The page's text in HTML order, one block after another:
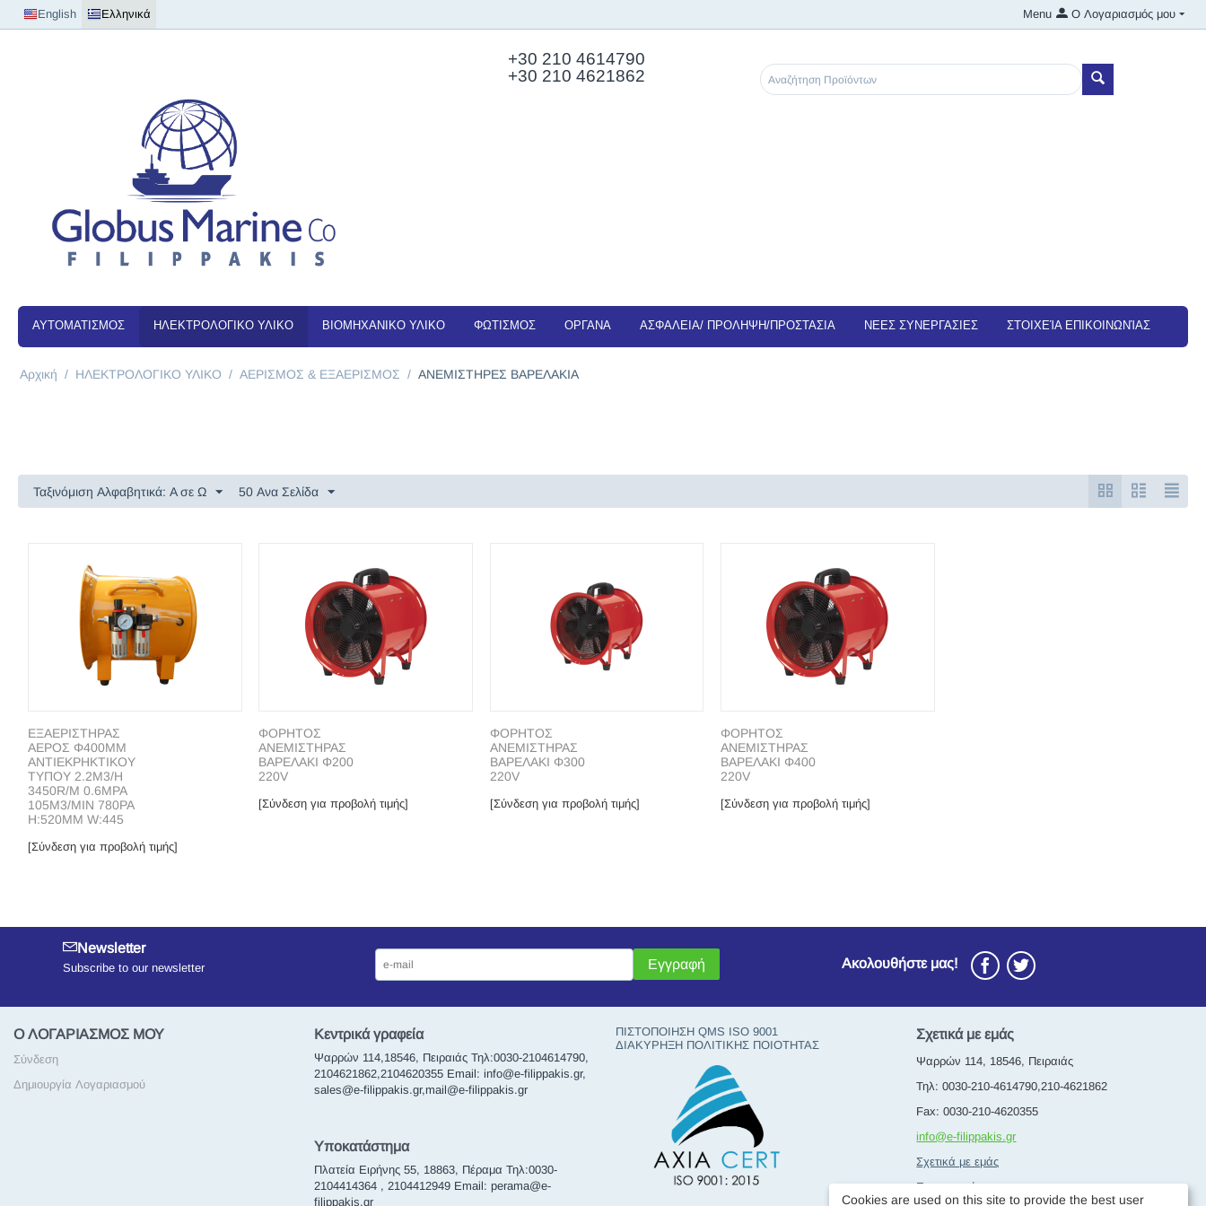
English Ελληνικά Ο Λογαριασμός μου
Menu
+30 210 4614790
+30 210 4621862
ΑΥΤΟΜΑΤΙΣΜΟΣ ΗΛΕΚΤΡΟΛΟΓΙΚΟ ΥΛΙΚΟ ΒΙΟΜΗΧΑΝΙΚΟ ΥΛΙΚΟ ΦΩΤΙΣΜΟΣ ΟΡΓΑΝΑ ΑΣΦΑΛΕΙΑ/ ΠΡΟΛΗΨΗ/ΠΡΟΣΤΑΣΙΑ NEEΣ ΣΥΝΕΡΓΑΣΙΕΣ ΣΤΟΙΧΕΊΑ ΕΠΙΚΟΙΝΩΝΊΑΣ
Αρχική / ΗΛΕΚΤΡΟΛΟΓΙΚΟ ΥΛΙΚΟ / ΑΕΡΙΣΜΟΣ & ΕΞΑΕΡΙΣΜΟΣ / ΑΝΕΜΙΣΤΗΡΕΣ ΒΑΡΕΛΑΚΙΑ
Ταξινόμιση Αλφαβητικά: A σε Ω 50 Ανα Σελίδα
ΕΞΑΕΡΙΣΤΗΡΑΣ
ΑΕΡΟΣ Φ400ΜΜ
ΑΝΤΙΕΚΡΗΚΤΙΚΟΥ
ΤΥΠΟΥ 2.2M3/H
3450R/M 0.6MPA
105M3/MIN 780PA
H:520MM W:445
[Σύνδεση για προβολή τιμής]
ΦΟΡΗΤΟΣ
ΑΝΕΜΙΣΤΗΡΑΣ
ΒΑΡΕΛΑΚΙ Φ200
220V
[Σύνδεση για προβολή τιμής]
ΦΟΡΗΤΟΣ
ΑΝΕΜΙΣΤΗΡΑΣ
ΒΑΡΕΛΑΚΙ Φ300
220V
[Σύνδεση για προβολή τιμής]
ΦΟΡΗΤΟΣ
ΑΝΕΜΙΣΤΗΡΑΣ
ΒΑΡΕΛΑΚΙ Φ400
220V
[Σύνδεση για προβολή τιμής]
Newsletter
Subscribe to our newsletter Εγγραφή Ακολουθήστε μας!
Ο ΛΟΓΑΡΙΑΣΜΟΣ ΜΟΥ
Σύνδεση
Δημιουργία Λογαριασμού
Κεντρικά γραφεία
Ψαρρών 114,18546, Πειραιάς Τηλ:0030-2104614790,
2104621862,2104620355 Email: info@e-filippakis.gr,
sales@e-filippakis.gr,mail@e-filippakis.gr
Υποκατάστημα
Πλατεία Ειρήνης 55, 18863, Πέραμα Τηλ:0030-
2104414364 , 2104412949 Email: perama@e-
filippakis.gr
ΠΙΣΤΟΠΟΙΗΣΗ QMS ISO 9001
ΔΙΑΚΥΡΗΞΗ ΠΟΛΙΤΙΚΗΣ ΠΟΙΟΤΗΤΑΣ
Σχετικά με εμάς
Ψαρρών 114, 18546, Πειραιάς
Τηλ: 0030-210-4614790,210-4621862
Fax: 0030-210-4620355
info@e-filippakis.gr
Σχετικά με εμάς
Επικοινωνία
Cookies are used on this site to provide the best user